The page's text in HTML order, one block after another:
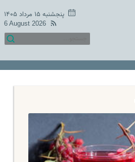
پنجشنبه ۱۵ مرداد ۱۴۰۵
6 August 2026